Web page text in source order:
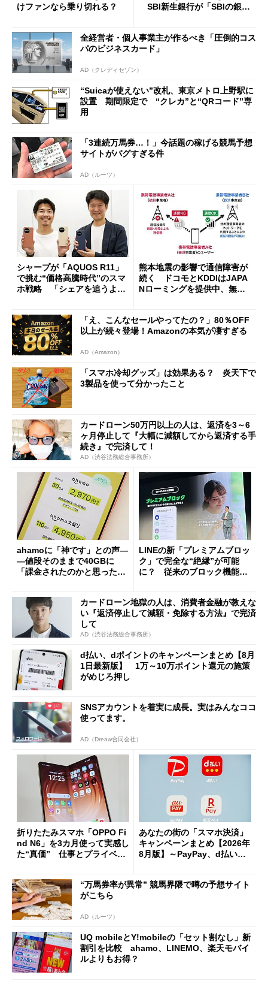
けファンなら乗り切れる？
SBI新生銀行が「SBIの銀
開催
全経営者・個人事業主が作るべき「圧倒的コス
パのビジネスカード」
AD（クレディセゾン）
“Suicaが使えない”改札、東京メトロ上野駅に
設置 期間限定で “クレカ”と“QRコード”専
用
「3連続万馬券…！」今話題の稼げる競馬予想
サイトがバグすぎる件
AD（ルーツ）
シャープが「AQUOS R11」
で挑む“価格高騰時代”のスマ
ホ戦略 「シェアを追うより
熊本地震の影響で通信障害が
続く ドコモとKDDIはJAPA
Nローミングを提供中、無料
「え、こんなセールやってたの？」80％OFF
以上が続々登場！Amazonの本気が凄すぎる
AD（Amazon）
「スマホ冷却グッズ」は効果ある？ 炎天下で
3製品を使って分かったこと
カードローン50万円以上の人は、返済を3～6
ヶ月停止して『大幅に減額してから返済する手
続き』で完済して！
AD（渋谷法務総合事務所）
ahamoに「神です」との声―
―値段そのままで40GBに
「課金されたのかと思った」
LINEの新「プレミアムブロッ
ク」で完全な“絶縁”が可能
に？ 従来のブロック機能と
カードローン地獄の人は、消費者金融が教えな
い『返済停止して減額・免除する方法』で完済
して
AD（渋谷法務総合事務所）
d払い、dポイントのキャンペーンまとめ【8月
1日最新版】 1万～10万ポイント還元の施策
がめじろ押し
SNSアカウントを着実に成長。実はみんなココ
使ってます。
AD（Dreaw合同会社）
折りたたみスマホ「OPPO Fi
nd N6」を3カ月使って実感し
た“真価” 仕事とプライベー
あなたの街の「スマホ決済」
キャンペーンまとめ【2026年
8月版】～PayPay、d払い、a
“万馬券率が異常” 競馬界隈で噂の予想サイト
がこちら
AD（ルーツ）
UQ mobileとY!mobileの「セット割なし」新
割引を比較 ahamo、LINEMO、楽天モバイ
ルよりもお得？